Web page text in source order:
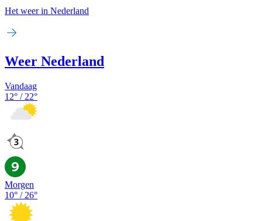
Het weer in Nederland
Weer Nederland
Vandaag
12° / 22°
Morgen
10° / 26°